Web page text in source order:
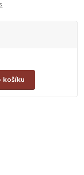
košíku